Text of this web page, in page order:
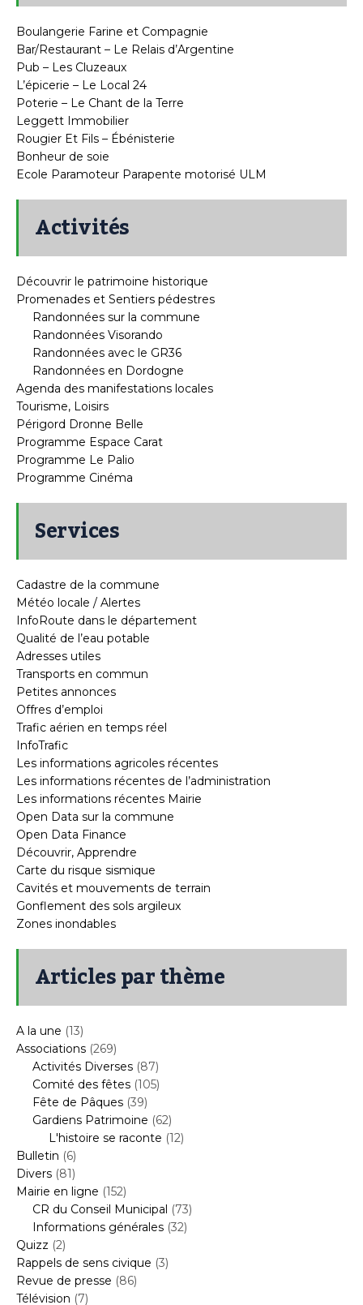
Boulangerie Farine et Compagnie
Bar/Restaurant – Le Relais d’Argentine
Pub – Les Cluzeaux
L’épicerie – Le Local 24
Poterie – Le Chant de la Terre
Leggett Immobilier
Rougier Et Fils – Ébénisterie
Bonheur de soie
Ecole Paramoteur Parapente motorisé ULM
Activités
Découvrir le patrimoine historique
Promenades et Sentiers pédestres
Randonnées sur la commune
Randonnées Visorando
Randonnées avec le GR36
Randonnées en Dordogne
Agenda des manifestations locales
Tourisme, Loisirs
Périgord Dronne Belle
Programme Espace Carat
Programme Le Palio
Programme Cinéma
Services
Cadastre de la commune
Météo locale / Alertes
InfoRoute dans le département
Qualité de l’eau potable
Adresses utiles
Transports en commun
Petites annonces
Offres d’emploi
Trafic aérien en temps réel
InfoTrafic
Les informations agricoles récentes
Les informations récentes de l’administration
Les informations récentes Mairie
Open Data sur la commune
Open Data Finance
Découvrir, Apprendre
Carte du risque sismique
Cavités et mouvements de terrain
Gonflement des sols argileux
Zones inondables
Articles par thème
A la une (13)
Associations (269)
Activités Diverses (87)
Comité des fêtes (105)
Fête de Pâques (39)
Gardiens Patrimoine (62)
L'histoire se raconte (12)
Bulletin (6)
Divers (81)
Mairie en ligne (152)
CR du Conseil Municipal (73)
Informations générales (32)
Quizz (2)
Rappels de sens civique (3)
Revue de presse (86)
Télévision (7)